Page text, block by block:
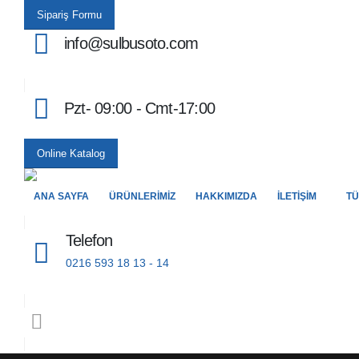
Sipariş Formu
info@sulbusoto.com
Pzt- 09:00 - Cmt-17:00
Online Katalog
ANA SAYFA ÜRÜNLERIMIZ HAKKIMIZDA İLETIŞIM
Telefon
0216 593 18 13 - 14